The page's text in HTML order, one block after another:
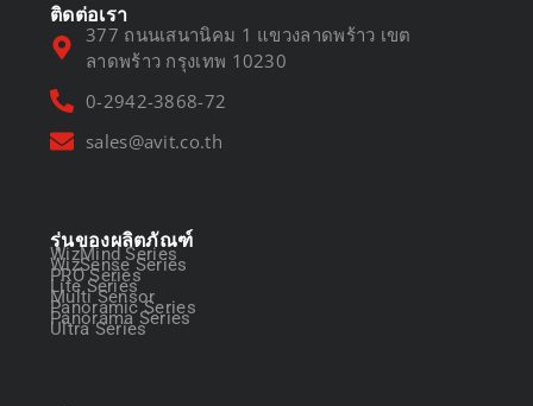
ติดต่อเรา
377 ถนนเสนานิคม 1 แขวงลาดพร้าว เขต
ลาดพร้าว กรุงเทพ 10230
0-2942-3868-72
sales@avit.co.th
รุ่นของผลิตภัณฑ์
WizMind Series
WizSense Series
PRO Series
Lite Series
Multi Sensor
Panoramic Series
Panorama Series
Ultra Series